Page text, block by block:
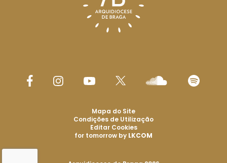
Mapa do Site
Condições de Utilização
Editar Cookies
for tomorrow by LKCOM